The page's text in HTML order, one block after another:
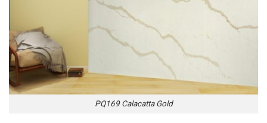
PQ169 Calacatta Gold